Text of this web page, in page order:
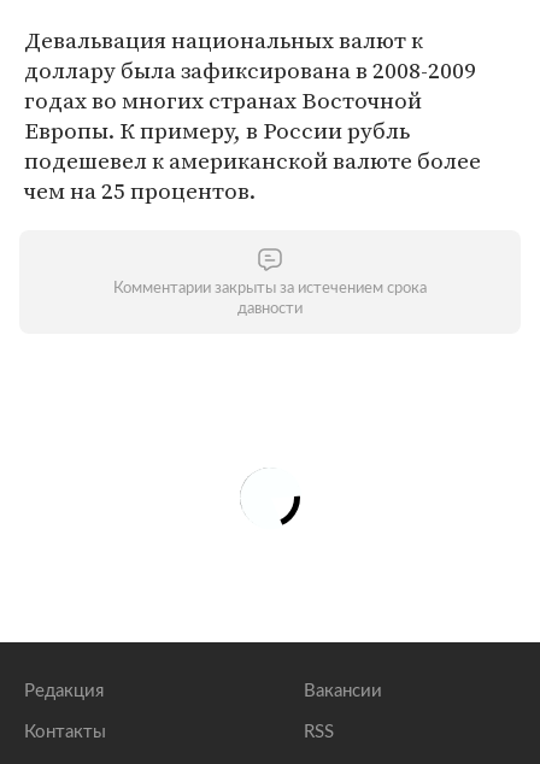
Девальвация национальных валют к
доллару была зафиксирована в 2008-2009
годах во многих странах Восточной
Европы. К примеру, в России рубль
подешевел к американской валюте более
чем на 25 процентов.
Комментарии закрыты за истечением срока
давности
Редакция
Контакты
Вакансии
RSS